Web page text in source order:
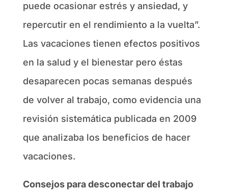
puede ocasionar estrés y ansiedad, y
repercutir en el rendimiento a la vuelta”.
Las vacaciones tienen efectos positivos
en la salud y el bienestar pero éstas
desaparecen pocas semanas después
de volver al trabajo, como evidencia una
revisión sistemática publicada en 2009
que analizaba los beneficios de hacer
vacaciones.
Consejos para desconectar del trabajo